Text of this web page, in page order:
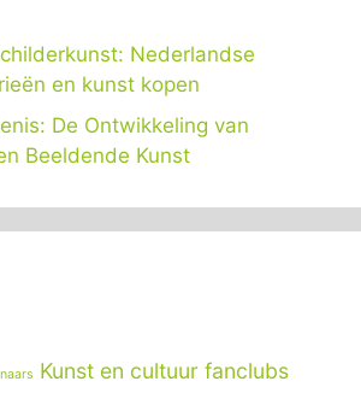
Nederlandse
en kunst kopen
De Ontwikkeling van
Beeldende Kunst
Kunst en cultuur fanclubs